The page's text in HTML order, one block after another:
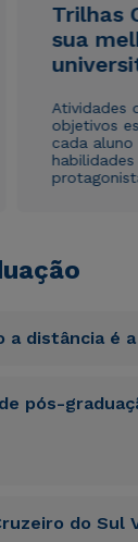
Trilhas
sua
Atividades
objetivos
cada aluno
distância é
veritatis et
sequi
pós-
veritatis etdo Sul